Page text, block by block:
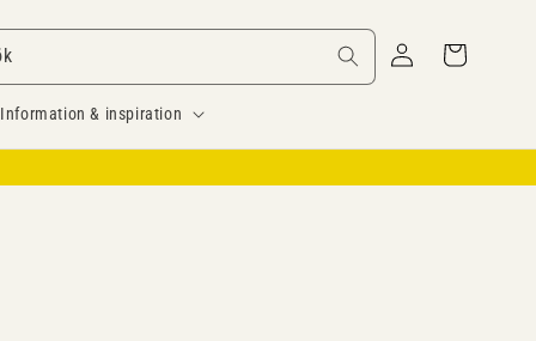
Information & inspiration
in
Varukorg